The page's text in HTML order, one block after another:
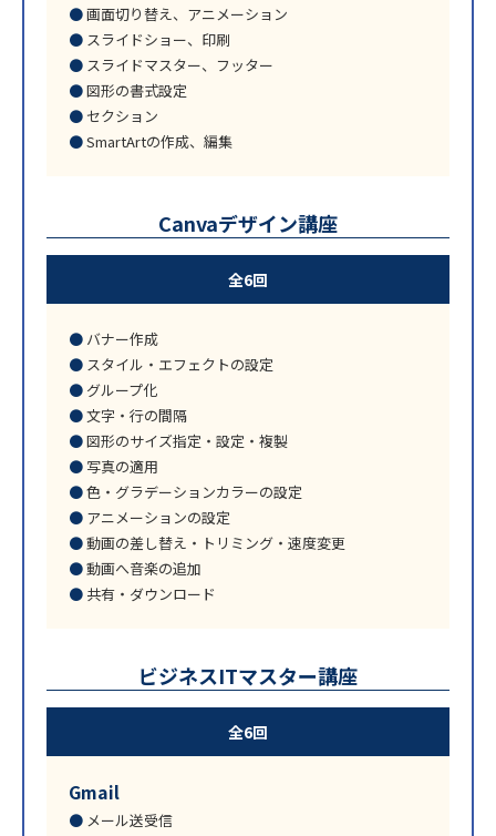
画面切り替え、アニメーション
スライドショー、印刷
スライドマスター、フッター
図形の書式設定
セクション
SmartArtの作成、編集
Canvaデザイン講座
全6回
バナー作成
スタイル・エフェクトの設定
グループ化
文字・行の間隔
図形のサイズ指定・設定・複製
写真の適用
色・グラデーションカラーの設定
アニメーションの設定
動画の差し替え・トリミング・速度変更
動画へ音楽の追加
共有・ダウンロード
ビジネスITマスター講座
全6回
Gmail
メール送受信